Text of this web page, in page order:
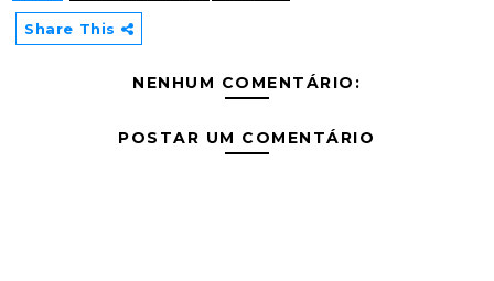
Share This
NENHUM COMENTÁRIO:
POSTAR UM COMENTÁRIO